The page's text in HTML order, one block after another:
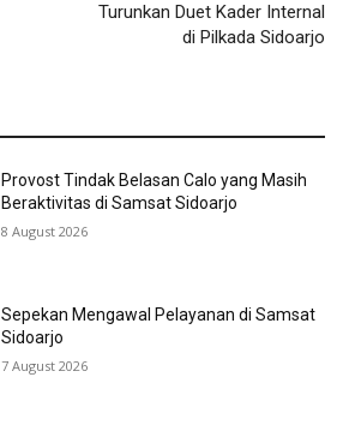
Turunkan Duet Kader Internal
di Pilkada Sidoarjo
Provost Tindak Belasan Calo yang Masih
Beraktivitas di Samsat Sidoarjo
8 August 2026
Sepekan Mengawal Pelayanan di Samsat
Sidoarjo
7 August 2026